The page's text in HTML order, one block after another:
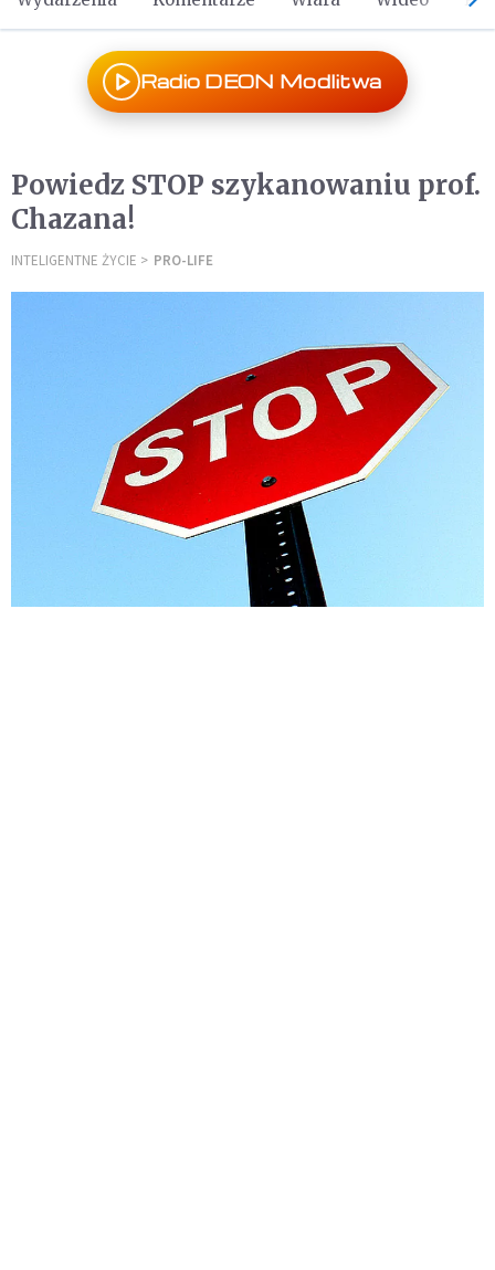
Radio DEON Modlitwa
Powiedz STOP szykanowaniu prof.
Chazana!
INTELIGENTNE ŻYCIE PRO-LIFE